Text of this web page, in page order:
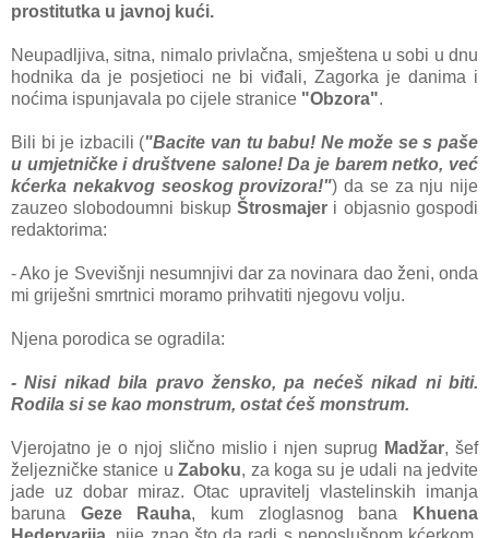
prostitutka u javnoj kući.
Neupadljiva, sitna, nimalo privlačna, smještena u sobi u dnu
hodnika da je posjetioci ne bi viđali, Zagorka je danima i
noćima ispunjavala po cijele stranice "Obzora".
Bili bi je izbacili ("Bacite van tu babu! Ne može se s paše
u umjetničke i društvene salone! Da je barem netko, već
kćerka nekakvog seoskog provizora!") da se za nju nije
zauzeo slobodoumni biskup Štrosmajer i objasnio gospodi
redaktorima:
- Ako je Svevišnji nesumnjivi dar za novinara dao ženi, onda
mi griješni smrtnici moramo prihvatiti njegovu volju.
Njena porodica se ogradila:
- Nisi nikad bila pravo žensko, pa nećeš nikad ni biti.
Rodila si se kao monstrum, ostat ćeš monstrum.
Vjerojatno je o njoj slično mislio i njen suprug Madžar, šef
željezničke stanice uZaboku, za koga su je udali na jedvite
jade uz dobar miraz. Otac upravitelj vlastelinskih imanja
baruna Geze Rauha, kum zloglasnog bana
Khuena